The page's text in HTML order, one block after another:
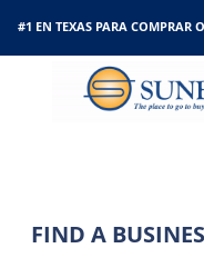
#1 EN TEXAS PARA COMPRAR
FIND A